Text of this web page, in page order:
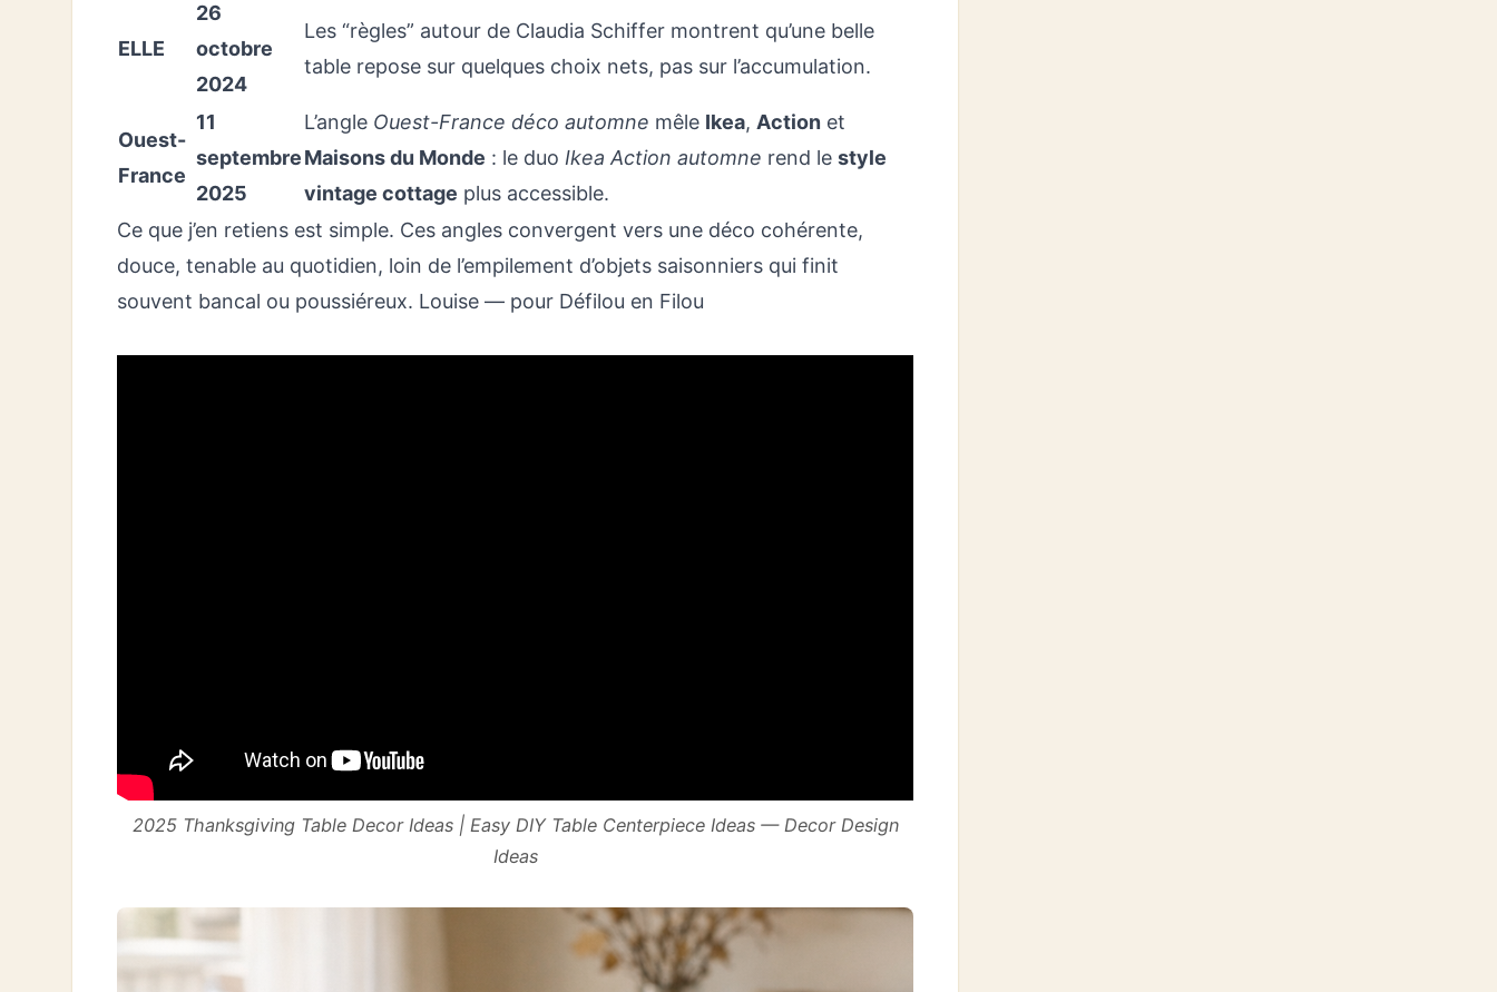
ELLE
26
octobre
2024
Les “règles” autour de Claudia Schiffer montrent qu’une belle
table repose sur quelques choix nets, pas sur l’accumulation.
Ouest-
France
11
septembre
2025
L’angle Ouest-France déco automne mêle Ikea, Action et
Maisons du Monde : le duo Ikea Action automne rend le style
vintage cottage plus accessible.
Ce que j’en retiens est simple. Ces angles convergent vers une déco cohérente,
douce, tenable au quotidien, loin de l’empilement d’objets saisonniers qui finit
souvent bancal ou poussiéreux. Louise — pour Défilou en Filou
2025 Thanksgiving Table Decor Ideas | Easy DIY Table Centerpiece Ideas — Decor Design
Ideas